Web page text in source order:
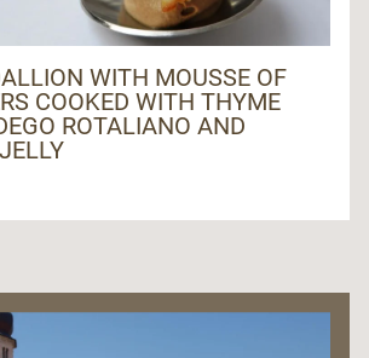
WITH MOUSSE OF
COOKED WITH THYME
ROTALIANO AND